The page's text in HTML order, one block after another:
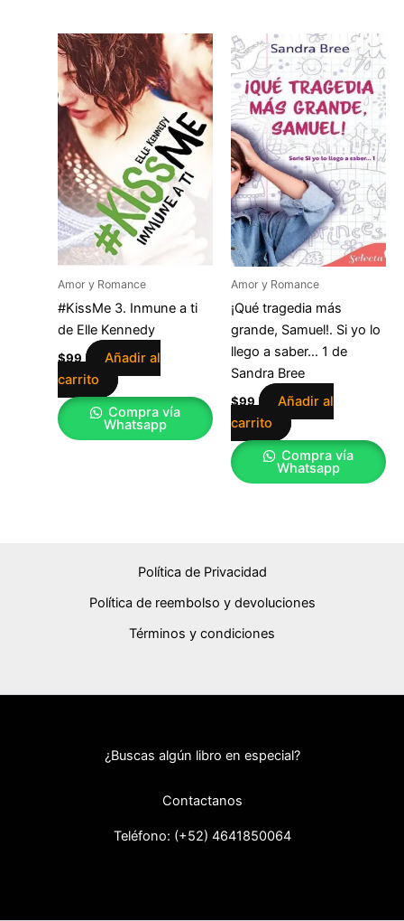
Amor y Romance
#KissMe 3. Inmune a ti
de Elle Kennedy
$99
Añadir al
carrito
Compra vía
Whatsapp
Amor y Romance
¡Qué tragedia más
grande, Samuel!. Si yo lo
llego a saber… 1 de
Sandra Bree
$99
Añadir al
carrito
Compra vía
Whatsapp
Política de Privacidad
Política de reembolso y devoluciones
Términos y condiciones
¿Buscas algún libro en especial?
Contactanos
Teléfono: (+52) 4641850064